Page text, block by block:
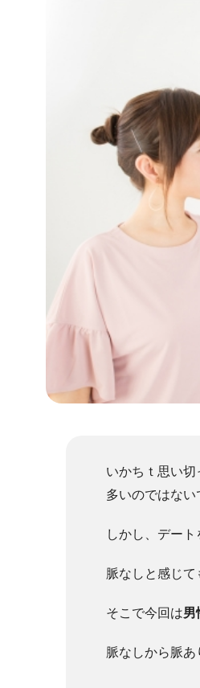
いかちｔ思い切
多いのではない
しかし、デー
脈なしと感じ
そこで今回は男
脈なしから脈